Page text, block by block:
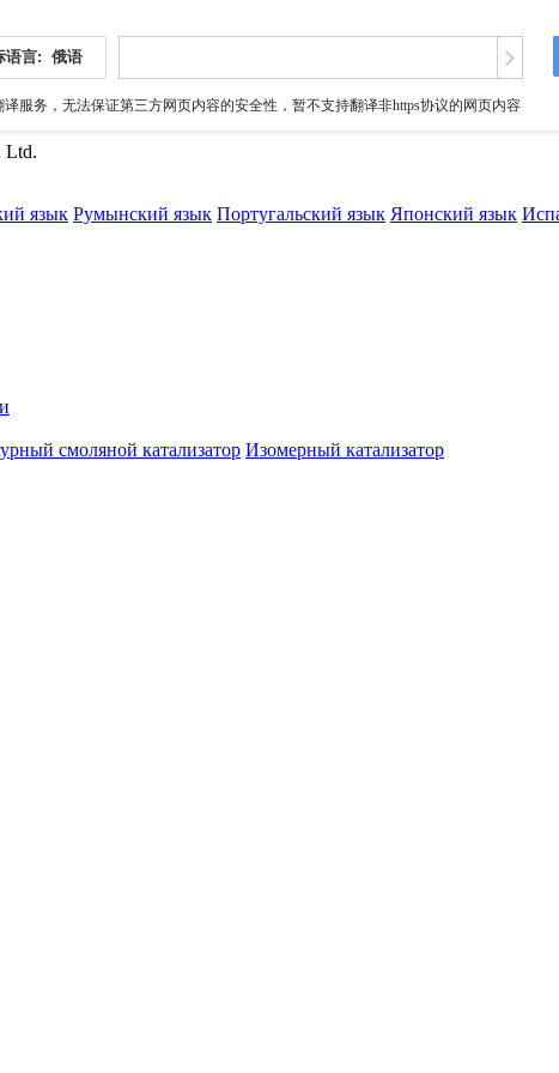
语言: 俄语
服务，无法保证第三方网页内容的安全性，暂不支持翻译非https协议的网页内容